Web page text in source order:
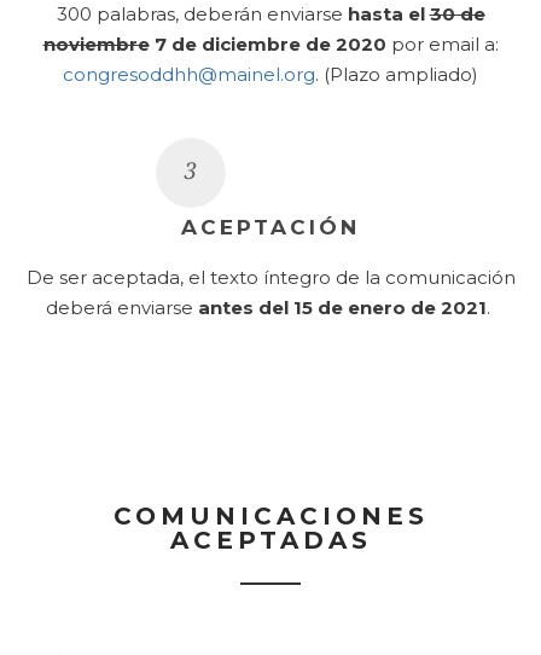
300 palabras, deberán enviarse hasta el30 de
noviembre7 de diciembre de 2020 por email a:
congresoddhh@mainel.org. (Plazo ampliado)
ACEPTACIÓN
De ser aceptada, el texto íntegro de la comunicación
deberá enviarse antes del 15 de enero de 2021.
COMUNICACIONES
ACEPTADAS